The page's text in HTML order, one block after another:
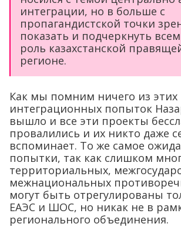
интеграции, но в больше с
пропагандистской точки
показать и подчеркнуть
роль казахстанской
регионе.
Как мы помним ничего из этих
интеграционных попыток
вышло и все эти проекты
провалились и их никто даже
вспоминает. То же самое
попытки, так как слишком
территориальных,
межнациональных
могут быть отрегулированы
ЕАЭС и ШОС, но никак не в
регионального объединения.